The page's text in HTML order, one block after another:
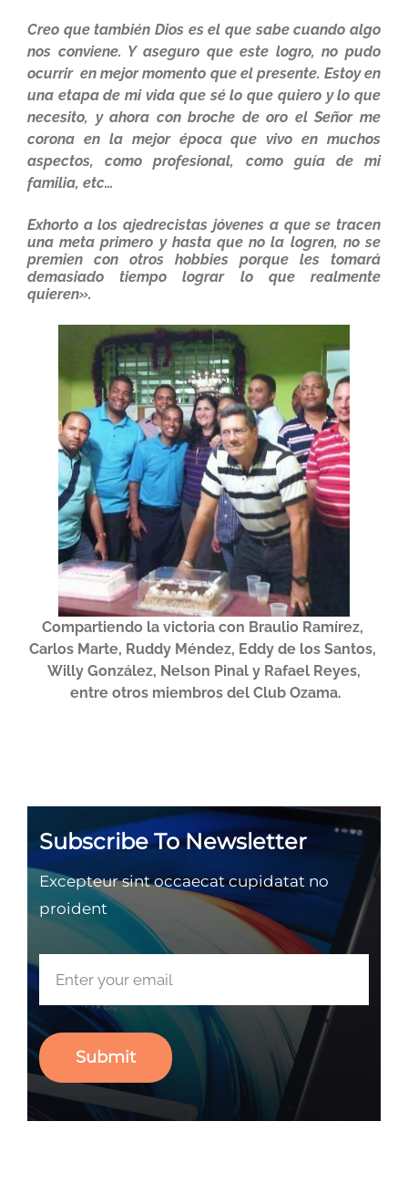
Creo que también Dios es el que sabe cuando algo
nos conviene. Y aseguro que este logro, no pudo
ocurrir en mejor momento que el presente. Estoy en
una etapa de mi vida que sé lo que quiero y lo que
necesito, y ahora con broche de oro el Señor me
corona en la mejor época que vivo en muchos
aspectos, como profesional, como guía de mi
familia, etc…
Exhorto a los ajedrecistas jóvenes a que se tracen
una meta primero y hasta que no la logren, no se
premien con otros hobbies porque les tomará
demasiado tiempo lograr lo que realmente
quieren».
Compartiendo la victoria con Braulio Ramírez,
Carlos Marte, Ruddy Méndez, Eddy de los Santos,
Willy González, Nelson Pinal y Rafael Reyes,
entre otros miembros del Club Ozama.
Subscribe To Newsletter
Excepteur sint occaecat cupidatat no
proident
Submit